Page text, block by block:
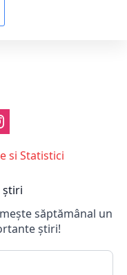
știri
săptămânal un
știri!